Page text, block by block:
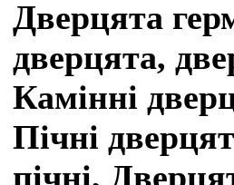
Дверцята
дверцята,
Камінні
Пічні
пічні,